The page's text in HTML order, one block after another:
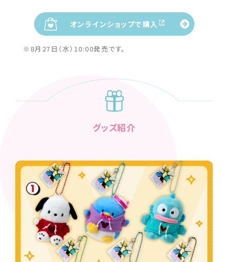
オンラインショップで購入
※8月27日（水）10:00発売です。
グッズ紹介